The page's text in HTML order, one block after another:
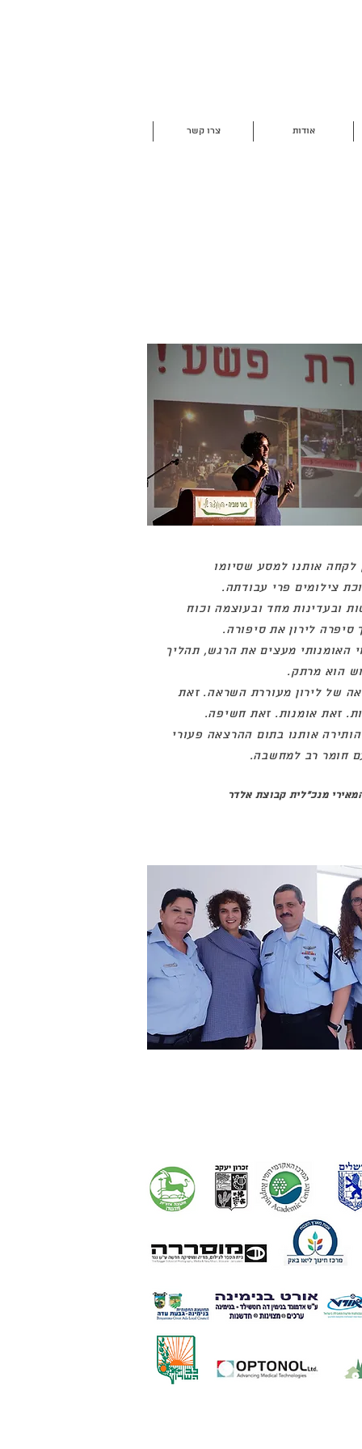
אודות צרו קשר
לקחה אותנו למסע שסיומו
צילומים פרי עבודתה.
ובעדינות מחד ובעוצמה וכוח
סיפרה לירון את סיפורה.
האומנותי מעצים את הרגש, תהליך
הוא מרתק.
של לירון מעוררת השראה. זאת
זאת אומנות. זאת חשיפה.
הותירה אותנו בתום ההרצאה פעורי
חומר רב למחשבה.
מנכ"לית קבוצת אלדר